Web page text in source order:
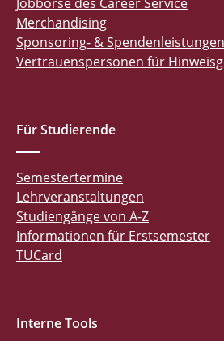
Merchandising
Sponsoring- & Spendenleistungen
Vertrauenspersonen für
Für Studierende
Semestertermine
Lehrveranstaltungen
Studiengänge von A-Z
Informationen für Erstsemester
TUCard
Interne Tools